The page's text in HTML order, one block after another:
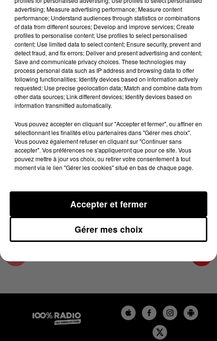
Lecture (1 min 14 sec)
100%
100% Radio l'agenda du Tarn et Garonne
9 novembre 2024 - 1 min 14 sec
L'AGENDA DU TARN ET GARONNE DU
09/11/2024 À 07H40
L'agenda du Tarn et Garonne
advertising; Measure advertising performance; Measure content
performance; Understand audiences through statistics or combinations
of data from different sources; Develop and improve services; Create
profiles to personalise content; Use profiles to select personalised
content; Use limited data to select content; Ensure security, prevent and
detect fraud, and fix errors; Deliver and present advertising and content;
Save and communicate privacy choices. These technologies may
process personal data such as IP address and browsing data to offer
following functionalities: Identify devices based on information actively
requested; Use precise geolocation data; Match and combine data from
other data sources; Link different devices; Identify devices based on
information transmitted automatically.
Vous pouvez accepter en cliquant sur "Accepter et fermer", ou affiner en
sélectionnant les finalités et/ou partenaires dans "Gérer mes choix".
Vous pouvez également refuser en cliquant sur "Continuer sans
accepter". Vos préférences ne s'appliqueront que pour ce site. Vous
pouvez mettre à jour vos choix, ou retirer votre consentement à tout
moment via le lien "Gérer les cookies" situé en bas de chaque page.
Gérer mes choix
Accepter et fermer